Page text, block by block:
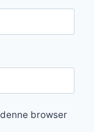
browser